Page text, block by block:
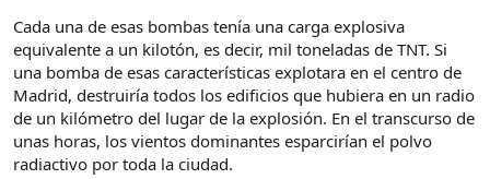
Cada una de esas bombas tenía una carga explosiva
equivalente a un kilotón, es decir, mil toneladas de TNT. Si
una bomba de esas características explotara en el centro de
Madrid, destruiría todos los edificios que hubiera en un radio
de un kilómetro del lugar de la explosión. En el transcurso de
unas horas, los vientos dominantes esparcirían el polvo
radiactivo por toda la ciudad.